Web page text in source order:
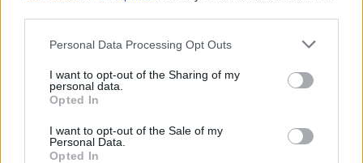
Please note that this website/app uses one or more Google
not limited to your visit or usage behaviour. You may click to
grant or deny consent to Google and its third-party tags to
use your data for below specified purposes in below Google
consent section.
Personal Data Processing Opt Outs
I want to opt-out of the Sharing of my
personal data.
Opted In
I want to opt-out of the Sale of my
Personal Data.
Opted In
2026.08.07. Horváth Zsolt
Györfi Mihály több tucat vállalkozással egyeztetett
a kerékpárgyár dolgozóinak megsegítéséről
Rövid idő alatt számos vállalkozás jelezte, hogy segítene
azoknak a munkavállalóknak, akik a tószegi kerékpárgyár